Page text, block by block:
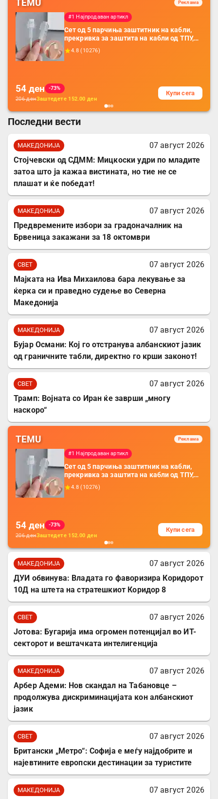
TEMU Реклама
#1 Најпродаван артикл
Сет од 5 парчиња заштитник на кабли,
прекривка за заштита на кабли од ТПУ,
додатоци за заштита на кабли, без
батерија, за мобилни телефони, комплет
4.8 (10276)
54 ден
-73%
206денЗаштедете 152.00 ден
Купи сега
Последни вести
МАКЕДОНИЈА
07 август 2026
Стојчевски од СДММ: Мицкоски удри по младите
затоа што ја кажаа вистината, но тие не се
плашат и ќе победат!
МАКЕДОНИЈА
07 август 2026
Предвремените избори за градоначалник на
Брвеница закажани за 18 октомври
СВЕТ
07 август 2026
Мајката на Ива Михаилова бара лекување за
ќерка си и праведно судење во Северна
Македонија
МАКЕДОНИЈА
07 август 2026
Бујар Османи: Кој го отстранува албанскиот јазик
од граничните табли, директно го крши законот!
СВЕТ
07 август 2026
Трамп: Војната со Иран ќе заврши „многу
наскоро“
TEMU Реклама
#1 Најпродаван артикл
Сет од 5 парчиња заштитник на кабли,
прекривка за заштита на кабли од ТПУ,
додатоци за заштита на кабли, без
батерија, за мобилни телефони, комплет
4.8 (10276)
54 ден
-73%
206денЗаштедете 152.00 ден
Купи сега
МАКЕДОНИЈА
07 август 2026
ДУИ обвинува: Владата го фаворизира Коридорот
10Д на штета на стратешкиот Коридор 8
СВЕТ
07 август 2026
Јотова: Бугарија има огромен потенцијал во ИТ-
секторот и вештачката интелигенција
МАКЕДОНИЈА
07 август 2026
Арбер Адеми: Нов скандал на Табановце –
продолжува дискриминацијата кон албанскиот
јазик
СВЕТ
07 август 2026
Британски „Метро“: Софија е меѓу најдобрите и
најевтините европски дестинации за туристите
МАКЕДОНИЈА
07 август 2026